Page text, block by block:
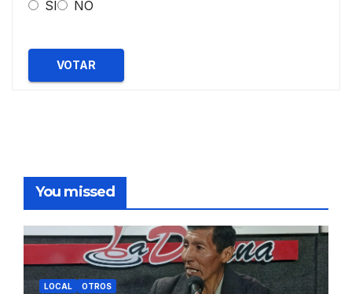
SI NO
VOTAR
You missed
LOCAL OTROS